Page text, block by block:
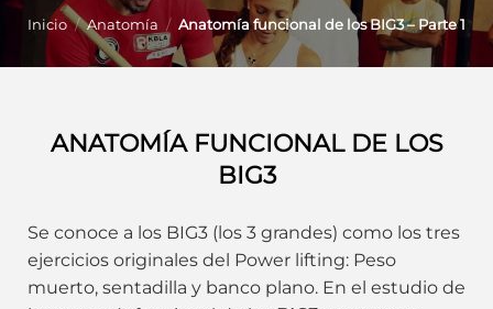
Inicio / Anatomía / Anatomía funcional de los BIG3 – Parte 1
ANATOMÍA FUNCIONAL DE LOS
BIG3
Se conoce a los BIG3 (los 3 grandes) como los tres
ejercicios originales del Power lifting: Peso
muerto, sentadilla y banco plano. En el estudio de